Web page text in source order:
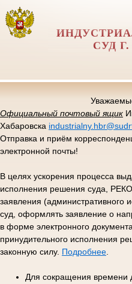
СУД
Официальный почтовый ящик
Хабаровска
Отправка и приём
электронной почты!
В целях ускорения процесса
исполнения решения суда,
заявления (административного
суд, оформлять заявление о
в форме электронного
принудительного исполнения
законную силу. Подробнее
Для сокращения времени